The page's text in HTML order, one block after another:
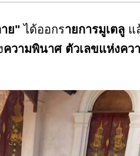
ย" ได้ออกรายการมูเตลู แ
ความพินาศ ตัวเลขแห่งคว